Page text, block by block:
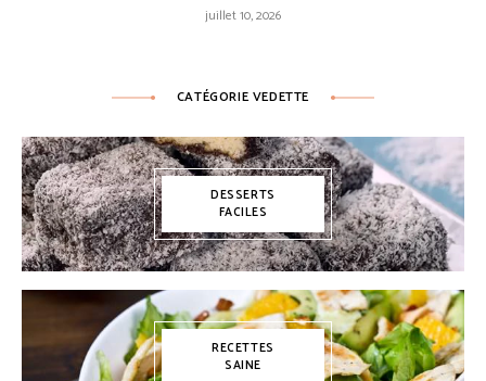
juillet 10, 2026
CATÉGORIE VEDETTE
DESSERTS
FACILES
RECETTES
SAINE